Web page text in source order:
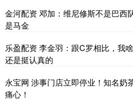
金河配资 邓加：维尼修斯不是巴西
是马金
乐盈配资 李金羽：跟C罗相比，我
还是挺认真的
永宝网 涉事门店立即停业！知名奶
痛心！